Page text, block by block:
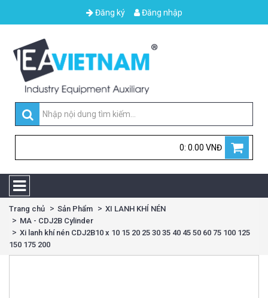
Đăng ký Đăng nhập
0: 0.00 VNĐ
Trang chủ Sản Phẩm
XI LANH KHÍ NÉN
MA - CDJ2B Cylinder
Xi lanh khí nén CDJ2B10 x 10 15 20 25 30 35 40 45 50 60 75 100 125
150 175 200